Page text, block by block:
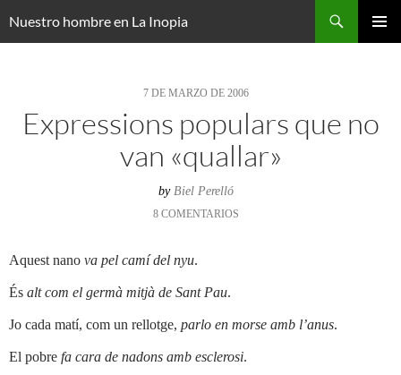
Nuestro hombre en La Inopia
7 DE MARZO DE 2006
Expressions populars que no
van «quallar»
by Biel Perelló
8 COMENTARIOS
Aquest nano va pel camí del nyu.
És alt com el germà mitjà de Sant Pau.
Jo cada matí, com un rellotge, parlo en morse amb l’anus.
El pobre fa cara de nadons amb esclerosi.